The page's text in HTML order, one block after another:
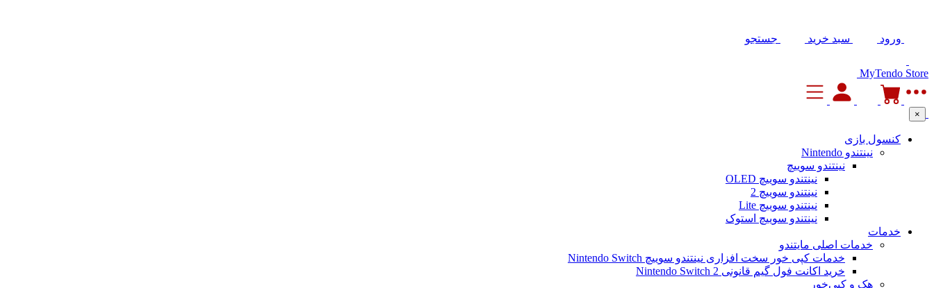
ورود سبد خرید جستجو
MyTendo Store
×
کنسول بازی
نینتندو Nintendo
نینتندو سوییچ
نینتندو سوییچ OLED
نینتندو سوییچ 2
نینتندو سوییچ Lite
نینتندو سوییچ استوک
خدمات
خدمات اصلی مایتندو
خدمات کپی خور سخت افزاری نینتندو سوییچ Nintendo Switch
خرید اکانت فول گیم قانونی Nintendo Switch 2
هک و کپی‌خور